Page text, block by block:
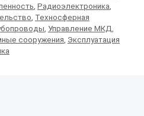
Радиоэлектроника
Техносферная
Управление МКД
сооружения Эксплуатация